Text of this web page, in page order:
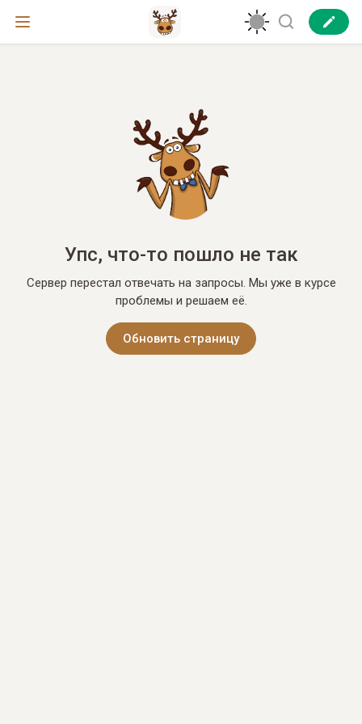
Упс, что-то пошло не так
Сервер перестал отвечать на запросы. Мы уже в курсе
проблемы и решаем её.
Обновить страницу